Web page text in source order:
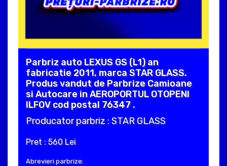
Parbriz auto LEXUS GS (L1) an
fabricatie 2011, marca STAR GLASS.
Produs vandut de Parbrize Camioane
si Autocare in AEROPORTUL OTOPENI
ILFOV cod postal 76347 .
Producator parbriz : STAR GLASS
Pret : 560 Lei
Abrevieri parbrize: